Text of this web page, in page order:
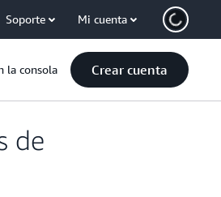
Soporte Mi cuenta
la consola Crear cuenta
de